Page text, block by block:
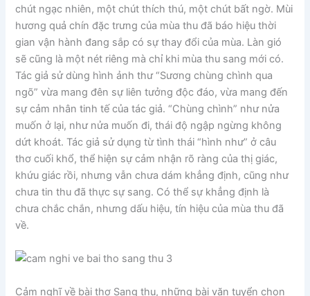
chút ngạc nhiên, một chút thích thú, một chút bất ngờ. Mùi
hương quả chín đặc trưng của mùa thu đã báo hiệu thời
gian vận hành đang sắp có sự thay đổi của mùa. Làn gió
sẽ cũng là một nét riêng mà chỉ khi mùa thu sang mới có.
Tác giả sử dùng hình ảnh thư “Sương chùng chình qua
ngõ” vừa mang đên sự liên tưởng độc đáo, vừa mang đến
sự cảm nhân tinh tế của tác giả. “Chùng chình” như nửa
muốn ở lại, như nửa muốn đi, thái độ ngập ngừng không
dứt khoát. Tác giả sử dụng từ tình thái “hình như” ở câu
thơ cuối khổ, thể hiện sự cảm nhận rõ ràng của thị giác,
khứu giác rồi, nhưng vẫn chưa dám khẳng định, cũng như
chưa tin thu đã thực sự sang. Có thể sự khẳng định là
chưa chắc chắn, nhưng dấu hiệu, tín hiệu của mùa thu đã
về.
Cảm nghĩ về bài thơ Sang thu, những bài văn tuyển chọn